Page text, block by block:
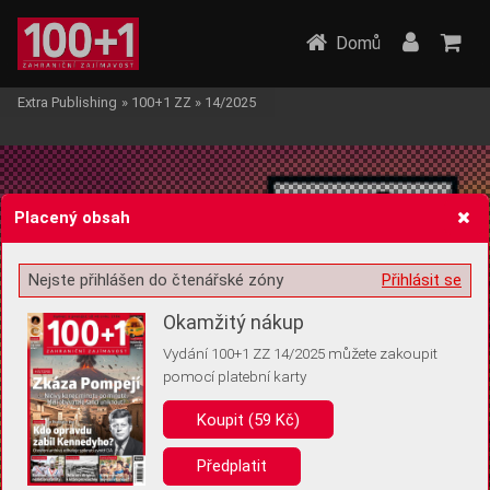
Žádost o souhlas s ukládáním volitelných informací
Pro základní fungování webu nepotřebujeme ukládat žádné informace
(tzv. cookies apod.). Rádi bychom vás ale požádali o souhlas s
uložením volitelných informací:
Anonymní unikátní ID
Domů
Extra Publishing » 100+1 ZZ » 14/2025
Placený obsah
Přihlásit se
Nejste přihlášen do čtenářské zóny
Okamžitý nákup
Vydání 100+1 ZZ 14/2025 můžete zakoupit
pomocí platební karty
Koupit (59 Kč)
Předplatit